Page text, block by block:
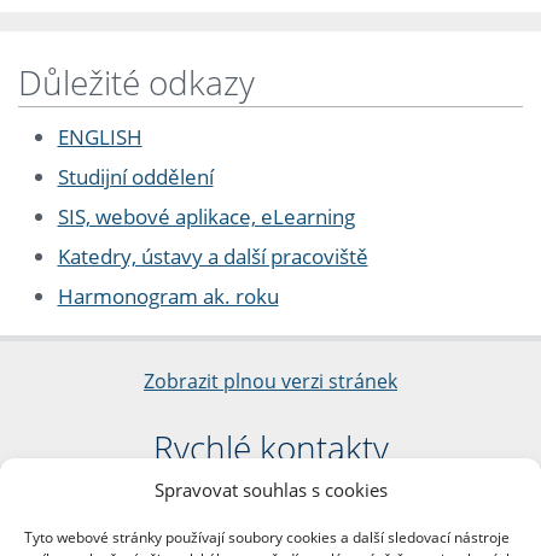
Spravovat souhlas s cookies
Tyto webové stránky používají soubory cookies a další sledovací nástroje
Důležité odkazy
ENGLISH
Studijní oddělení
SIS, webové aplikace, eLearning
Katedry, ústavy a další pracoviště
Harmonogram ak. roku
Zobrazit plnou verzi stránek
Rychlé kontakty
Filozofická fakulta
nám. Jana Palacha 1/2